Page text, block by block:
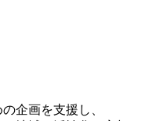
企画を支援し、